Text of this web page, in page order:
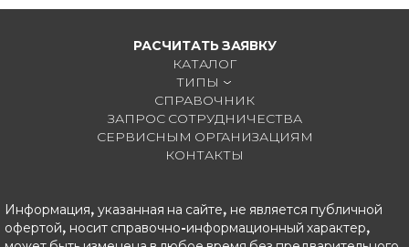
РАСЧИТАТЬ ЗАЯВКУ
КАТАЛОГ
ТИПЫ
СПРАВОЧНИК
ЗАПРОС СОТРУДНИЧЕСТВА
СЕРВИСНЫМ ОРГАНИЗАЦИЯМ
КОНТАКТЫ
Информация, указанная на сайте, не является публичной
офертой, носит справочно-информационный характер,